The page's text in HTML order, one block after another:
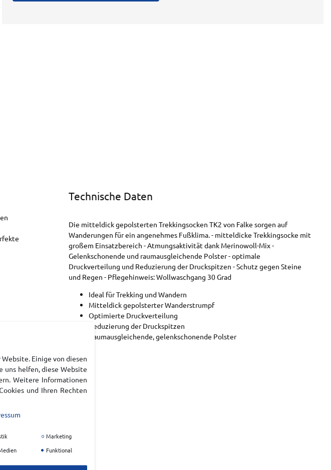
Technische Daten
Die mitteldick gepolsterten Trekkingsocken TK2 von Falke sorgen auf
Wanderungen für ein angenehmes Fußklima. - mitteldicke Trekkingsocke mit
großem Einsatzbereich - Atmungsaktivität dank Merinowoll-Mix -
Gelenkschonende und raumausgleichende Polster - optimale
Druckverteilung und Reduzierung der Druckspitzen - Schutz gegen Steine
und Regen - Pflegehinweis: Wollwaschgang 30 Grad
Ideal für Trekking und Wandern
Mitteldick gepolsterter Wanderstrumpf
Optimierte Druckverteilung
Reduzierung der Druckspitzen
Raumausgleichende, gelenkschonende Polster
Einige von diesen
uns helfen, diese Website
Weitere Informationen
und Ihren Rechten
Marketing
Funktional